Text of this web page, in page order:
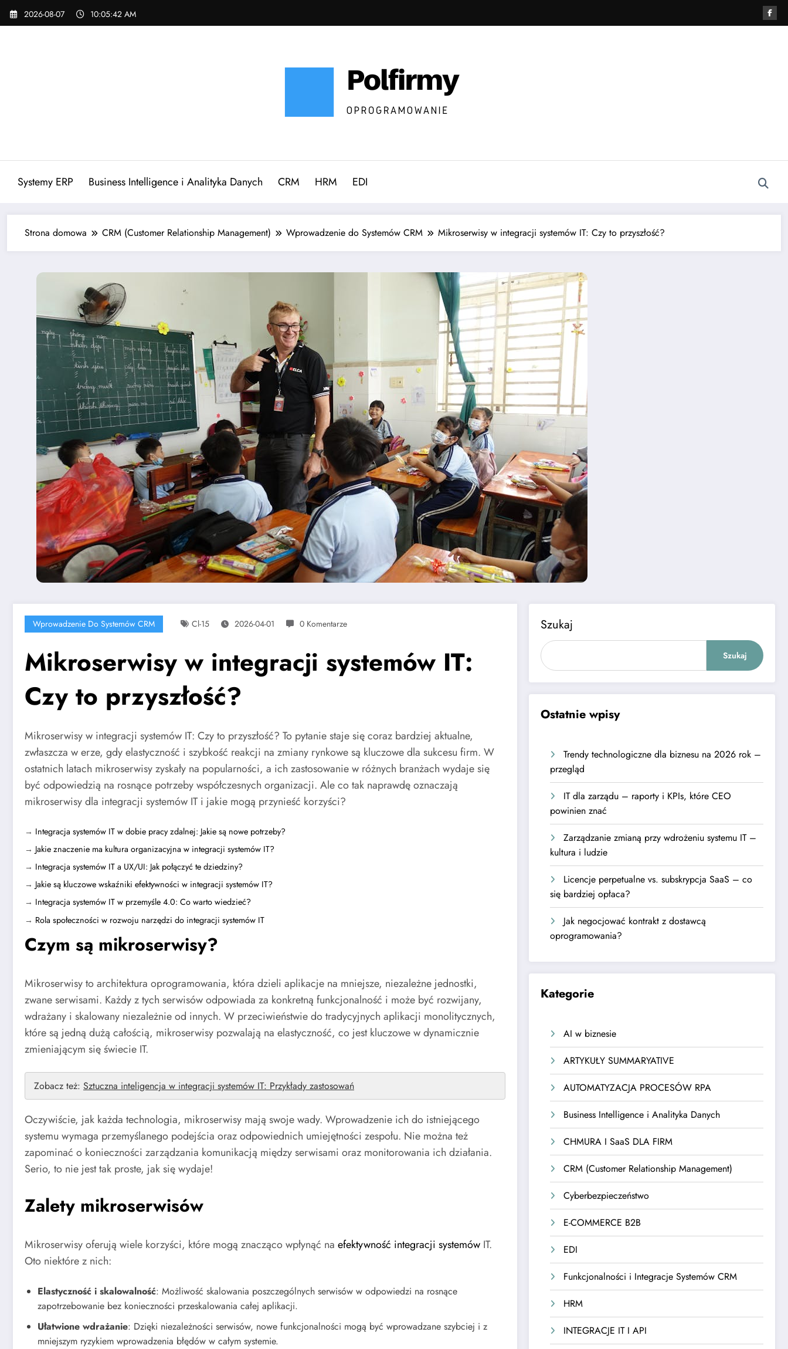
Skip
2026-08-07 10:05:43 AM
Systemy ERP Business Intelligence i Analityka Danych CRM HRM EDI
Strona domowa CRM (Customer Relationship Management) Wprowadzenie do Systemów CRM Mikroserwisy w integracji systemów IT: Czy to przyszłość?
Wprowadzenie Do Systemów CRM Cl-15 2026-04-01 0 Komentarze
Mikroserwisy w integracji systemów IT:
Czy to przyszłość?
Mikroserwisy w integracji systemów IT: Czy to przyszłość? To pytanie staje się coraz bardziej aktualne,
zwłaszcza w erze, gdy elastyczność i szybkość reakcji na zmiany rynkowe są kluczowe dla sukcesu firm. W
ostatnich latach mikroserwisy zyskały na popularności, a ich zastosowanie w różnych branżach wydaje się
być odpowiedzią na rosnące potrzeby współczesnych organizacji. Ale co tak naprawdę oznaczają
mikroserwisy dla integracji systemów IT i jakie mogą przynieść korzyści?
→ Integracja systemów IT w dobie pracy zdalnej: Jakie są nowe potrzeby?
→ Jakie znaczenie ma kultura organizacyjna w integracji systemów IT?
→ Integracja systemów IT a UX/UI: Jak połączyć te dziedziny?
→ Jakie są kluczowe wskaźniki efektywności w integracji systemów IT?
→ Integracja systemów IT w przemyśle 4.0: Co warto wiedzieć?
→ Rola społeczności w rozwoju narzędzi do integracji systemów IT
Czym są mikroserwisy?
Mikroserwisy to architektura oprogramowania, która dzieli aplikacje na mniejsze, niezależne jednostki,
zwane serwisami. Każdy z tych serwisów odpowiada za konkretną funkcjonalność i może być rozwijany,
wdrażany i skalowany niezależnie od innych. W przeciwieństwie do tradycyjnych aplikacji monolitycznych,
które są jedną dużą całością, mikroserwisy pozwalają na elastyczność, co jest kluczowe w dynamicznie
zmieniającym się świecie IT.
Zobacz też: Sztuczna inteligencja w integracji systemów IT: Przykłady zastosowań
Oczywiście, jak każda technologia, mikroserwisy mają swoje wady. Wprowadzenie ich do istniejącego
systemu wymaga przemyślanego podejścia oraz odpowiednich umiejętności zespołu. Nie można też
zapominać o konieczności zarządzania komunikacją między serwisami oraz monitorowania ich działania.
Serio, to nie jest tak proste, jak się wydaje!
Zalety mikroserwisów
Mikroserwisy oferują wiele korzyści, które mogą znacząco wpłynąć na efektywność integracji systemów IT.
Oto niektóre z nich:
Elastyczność i skalowalność: Możliwość skalowania poszczególnych serwisów w odpowiedzi na rosnące
zapotrzebowanie bez konieczności przeskalowania całej aplikacji.
Ułatwione wdrażanie: Dzięki niezależności serwisów, nowe funkcjonalności mogą być wprowadzane szybciej i z
mniejszym ryzykiem wprowadzenia błędów w całym systemie.
Szukaj
Szukaj
Ostatnie wpisy
Trendy technologiczne dla biznesu na 2026 rok –
przegląd
IT dla zarządu – raporty i KPIs, które CEO
powinien znać
Zarządzanie zmianą przy wdrożeniu systemu IT –
kultura i ludzie
Licencje perpetualne vs. subskrypcja SaaS – co
się bardziej opłaca?
Jak negocjować kontrakt z dostawcą
oprogramowania?
Kategorie
AI w biznesie
ARTYKUŁY SUMMARYATIVE
AUTOMATYZACJA PROCESÓW RPA
Business Intelligence i Analityka Danych
CHMURA I SaaS DLA FIRM
CRM (Customer Relationship Management)
Cyberbezpieczeństwo
E-COMMERCE B2B
EDI
Funkcjonalności i Integracje Systemów CRM
HRM
INTEGRACJE IT I API